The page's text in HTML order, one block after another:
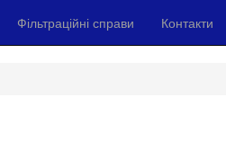
Фільтраційні справи Контакти